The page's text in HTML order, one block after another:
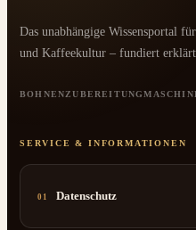
Das unabhängige Wissensportal
und Kaffeekultur – fundiert
BOHNENZUBEREITUNG
SERVICE & INFORMATIONEN
01 Datenschutz